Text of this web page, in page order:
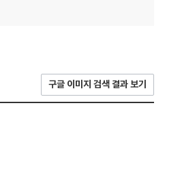
구글 이미지 검색 결과 보기